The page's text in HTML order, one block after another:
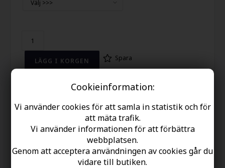
Cookieinformation:
Vi använder cookies för att samla in statistik och för
att mäta trafik.
Vi använder informationen för att förbättra
webbplatsen.
Genom att acceptera användningen av cookies går du
vidare till butiken.
Spara
Detta vackra läderarmband i läder och guldpläterat rostfritt
statement. Det perfekta tillbehöret för alla utseenden, detta
armband kommer säkerligen att bli en favorit.